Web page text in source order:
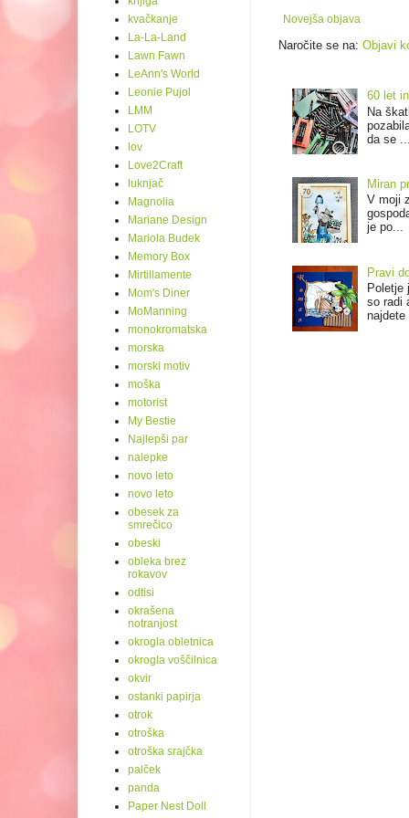
Novejša objava
Naročite se na: Objavi
60 let
Na
da se
Miran
V moji
je po...
Pravi
Poletje
so radi
najdete
kvačkanje
La-La-Land
Lawn Fawn
LeAnn's World
Leonie Pujol
LMM
LOTV
lov
Love2Craft
luknjač
Magnolia
Mariane Design
Mariola Budek
Memory Box
Mirtillamente
Mom's Diner
MoManning
monokromatska
morska
morski motiv
moška
motorist
My Bestie
Najlepši par
nalepke
novo leto
novo leto
obesek za
smrečico
obeski
obleka brez
rokavov
odtisi
okrašena
notranjost
okrogla obletnica
okrogla voščilnica
okvir
ostanki papirja
otrok
otroška
otroška srajčka
palček
panda
Paper Nest Doll